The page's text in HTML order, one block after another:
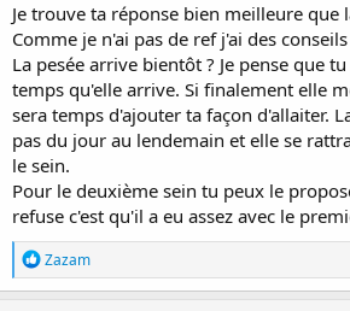
Je trouve ta réponse bien meilleure que
Comme je n'ai pas de ref j'ai des
La pesée arrive bientôt ? Je pense que
temps qu'elle arrive. Si finalement elle
sera temps d'ajouter ta façon d'allaiter.
pas du jour au lendemain et elle se
le sein.
Pour le deuxième sein tu peux le
refuse c'est qu'il a eu assez avec le
R
é
a
Zazam